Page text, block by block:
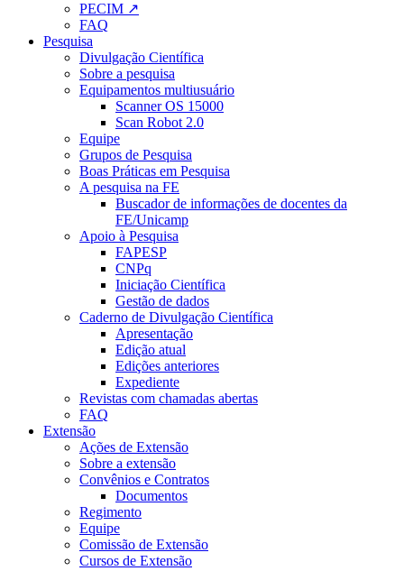
PECIM ↗
FAQ
Pesquisa
Divulgação Científica
Sobre a pesquisa
Equipamentos multiusuário
Scanner OS 15000
Scan Robot 2.0
Equipe
Grupos de Pesquisa
Boas Práticas em Pesquisa
A pesquisa na FE
Buscador de informações de docentes da
FE/Unicamp
Apoio à Pesquisa
FAPESP
CNPq
Iniciação Científica
Gestão de dados
Caderno de Divulgação Científica
Apresentação
Edição atual
Edições anteriores
Expediente
Revistas com chamadas abertas
FAQ
Extensão
Ações de Extensão
Sobre a extensão
Convênios e Contratos
Documentos
Regimento
Equipe
Comissão de Extensão
Cursos de Extensão